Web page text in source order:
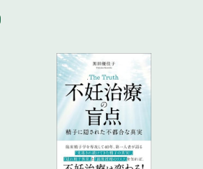
の?
の?
はどんなものがあるの?
にはどんなものがあるの?
の日にセックスしてください」って言
て排卵日を特定するの?
娠率を高める方法は?